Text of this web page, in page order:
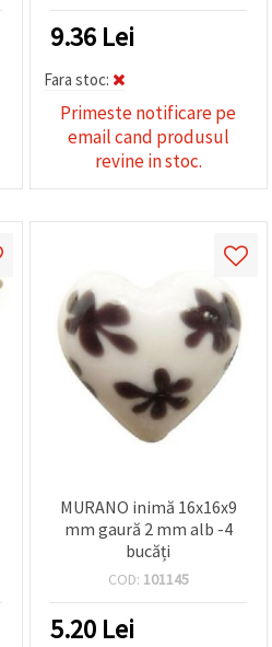
9.36 Lei
Fara stoc:
Primeste notificare pe
email cand produsul
revine in stoc.
MURANO inimă 16x16x9
mm gaură 2 mm alb -4
bucăți
COD: 101145
5.20 Lei